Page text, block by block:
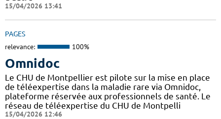
15/04/2026 13:41
PAGES
relevance: 100%
Omnidoc
Le CHU de Montpellier est pilote sur la mise en place
de téléexpertise dans la maladie rare via Omnidoc,
plateforme réservée aux professionnels de santé. Le
réseau de téléexpertise du CHU de Montpelli
15/04/2026 12:46